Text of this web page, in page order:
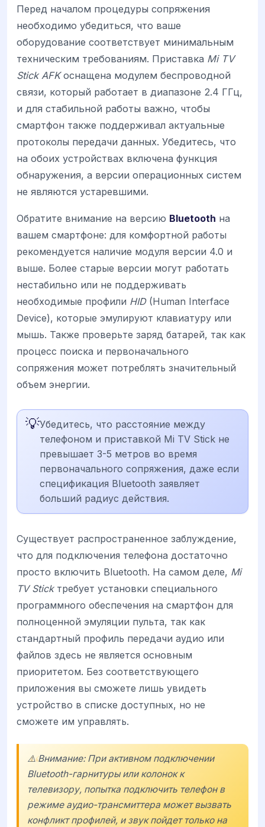
Перед началом процедуры сопряжения
необходимо убедиться, что ваше
оборудование соответствует минимальным
техническим требованиям. Приставка Mi TV
Stick AFKоснащена модулем беспроводной
связи, который работает в диапазоне 2.4 ГГц,
и для стабильной работы важно, чтобы
смартфон также поддерживал актуальные
протоколы передачи данных. Убедитесь, что
на обоих устройствах включена функция
обнаружения, а версии операционных систем
не являются устаревшими.
Обратите внимание на версию Bluetooth на
вашем смартфоне: для комфортной работы
рекомендуется наличие модуля версии 4.0 и
выше. Более старые версии могут работать
нестабильно или не поддерживать
необходимые профили HID(Human Interface
Device), которые эмулируют клавиатуру или
мышь. Также проверьте заряд батарей, так как
процесс поиска и первоначального
сопряжения может потреблять значительный
объем энергии.
💡Убедитесь, что расстояние между
телефоном и приставкой Mi TV Stick не
превышает 3-5 метров во время
первоначального сопряжения, даже если
спецификация Bluetooth заявляет
больший радиус действия.
Существует распространенное заблуждение,
что для подключения телефона достаточно
просто включить Bluetooth. На самом деле, Mi
TV Stickтребует установки специального
программного обеспечения на смартфон для
полноценной эмуляции пульта, так как
стандартный профиль передачи аудио или
файлов здесь не является основным
приоритетом. Без соответствующего
приложения вы сможете лишь увидеть
устройство в списке доступных, но не
сможете им управлять.
⚠️ Внимание: При активном подключении
Bluetooth-гарнитуры или колонок к
телевизору, попытка подключить телефон в
режиме аудио-трансмиттера может вызвать
конфликт профилей, и звук пойдет только на